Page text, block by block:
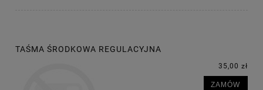
TAŚMA ŚRODKOWA REGULACYJNA
35,00 zł
ZAMÓW